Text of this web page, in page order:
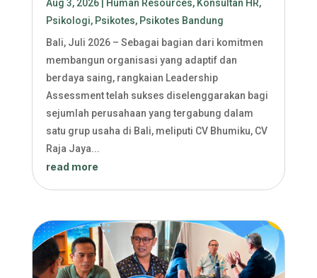
Aug 3, 2026| Human Resources, Konsultan HR,
Psikologi, Psikotes, Psikotes Bandung
Bali, Juli 2026 – Sebagai bagian dari komitmen
membangun organisasi yang adaptif dan
berdaya saing, rangkaian Leadership
Assessment telah sukses diselenggarakan bagi
sejumlah perusahaan yang tergabung dalam
satu grup usaha di Bali, meliputi CV Bhumiku, CV
Raja Jaya...
read more